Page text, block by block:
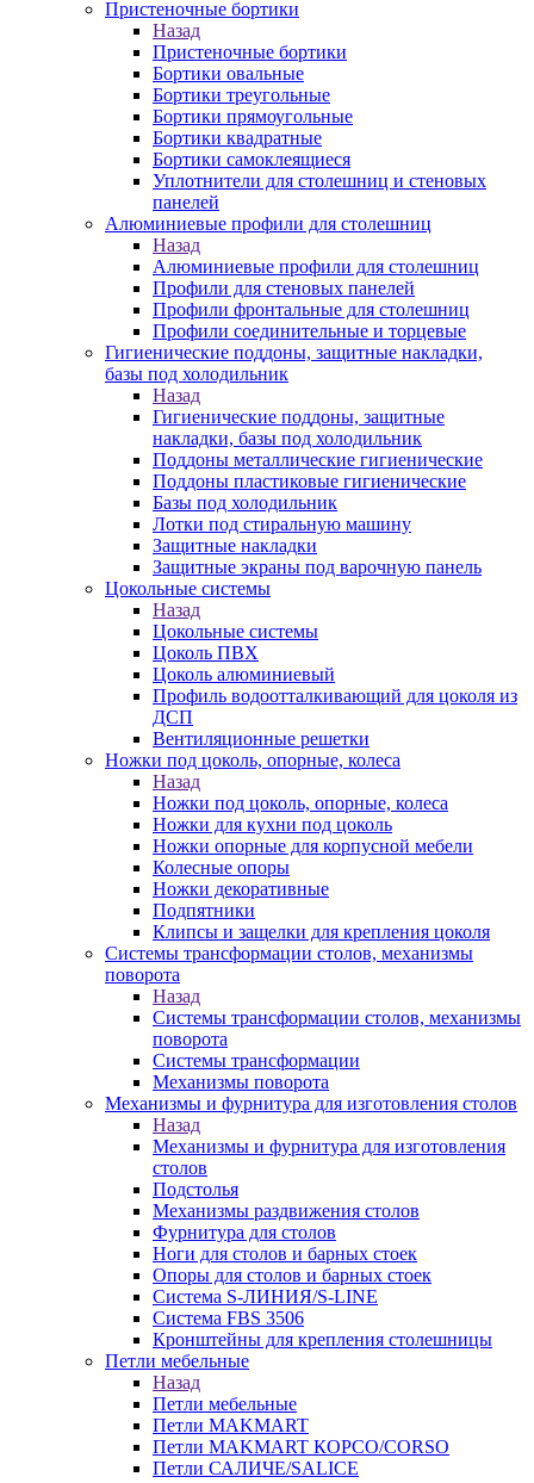
Пристеночные бортики
Назад
Пристеночные бортики
Бортики овальные
Бортики треугольные
Бортики прямоугольные
Бортики квадратные
Бортики самоклеящиеся
Уплотнители для столешниц и стеновых
панелей
Алюминиевые профили для столешниц
Назад
Алюминиевые профили для столешниц
Профили для стеновых панелей
Профили фронтальные для столешниц
Профили соединительные и торцевые
Гигиенические поддоны, защитные накладки,
базы под холодильник
Назад
Гигиенические поддоны, защитные
накладки, базы под холодильник
Поддоны металлические гигиенические
Поддоны пластиковые гигиенические
Базы под холодильник
Лотки под стиральную машину
Защитные накладки
Защитные экраны под варочную панель
Цокольные системы
Назад
Цокольные системы
Цоколь ПВХ
Цоколь алюминиевый
Профиль водоотталкивающий для цоколя из
ДСП
Вентиляционные решетки
Ножки под цоколь, опорные, колеса
Назад
Ножки под цоколь, опорные, колеса
Ножки для кухни под цоколь
Ножки опорные для корпусной мебели
Колесные опоры
Ножки декоративные
Подпятники
Клипсы и защелки для крепления цоколя
Системы трансформации столов, механизмы
поворота
Назад
Системы трансформации столов, механизмы
поворота
Системы трансформации
Механизмы поворота
Механизмы и фурнитура для изготовления столов
Назад
Механизмы и фурнитура для изготовления
столов
Подстолья
Механизмы раздвижения столов
Фурнитура для столов
Ноги для столов и барных стоек
Опоры для столов и барных стоек
Система S-ЛИНИЯ/S-LINE
Система FBS 3506
Кронштейны для крепления столешницы
Петли мебельные
Назад
Петли мебельные
Петли MAKMART
Петли MAKMART КОРСО/CORSO
Петли САЛИЧЕ/SALICE